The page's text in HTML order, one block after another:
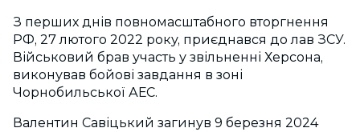
З перших днів повномасштабного вторгнення
РФ, 27 лютого 2022 року, приєднався до лав ЗСУ.
Військовий брав участь у звільненні Херсона,
виконував бойові завдання в зоні
Чорнобильської АЕС.
Валентин Савіцький загинув 9 березня 2024